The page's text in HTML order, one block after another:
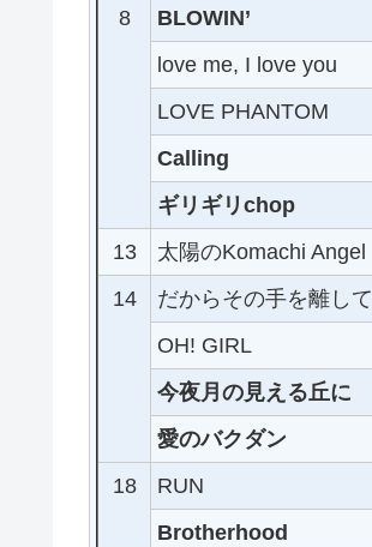
8
BLOWIN’
love me, I love you
LOVE PHANTOM
Calling
ギリギリchop
13
太陽のKomachi Angel
14
だからその手を離して
OH! GIRL
今夜月の見える丘に
愛のバクダン
18
RUN
Brotherhood